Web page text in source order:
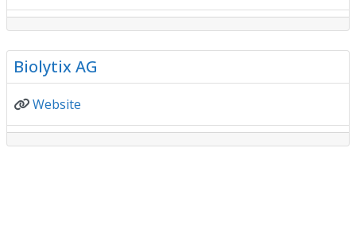
Biolytix AG
Website